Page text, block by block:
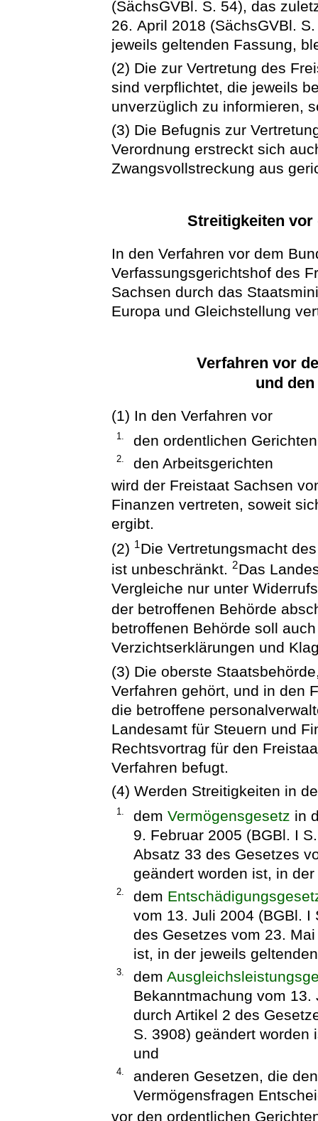
(SächsGVBl. S. 54), das
26. April 2018 (SächsGVBl.
jeweils geltenden Fassung,
(2) Die zur Vertretung des
sind verpflichtet, die jeweils
unverzüglich zu informieren,
(3) Die Befugnis zur
Verordnung erstreckt sich
Zwangsvollstreckung aus
Streitigkeiten vor
In den Verfahren vor dem
Verfassungsgerichtshof des
Sachsen durch das
Europa und Gleichstellung
Verfahren vor
und
(1) In den Verfahren vor
1. den ordentlichen
2.
den Arbeitsgerichten
wird der Freistaat Sachsen
Finanzen vertreten, soweit
ergibt.
(2) 1Die Vertretungsmacht
ist unbeschränkt.2Das
Vergleiche nur unter
der betroffenen Behörde
betroffenen Behörde soll
Verzichtserklärungen und
(3) Die oberste
Verfahren gehört, und in den
die betroffene
Landesamt für Steuern und
Rechtsvortrag für den
Verfahren befugt.
(4) Werden Streitigkeiten in
1. dem Vermögensgesetz in
9. Februar 2005 (BGBl. I
Absatz 33 des Gesetzes
geändert worden ist, in
2. dem
vom 13. Juli 2004 (BGBl. I
des Gesetzes vom 23.
ist, in der jeweils
3. dem
Bekanntmachung vom
durch Artikel 2 des
S. 3908) geändert worden
und
4.
anderen Gesetzen, die
Vermögensfragen
vor den ordentlichen